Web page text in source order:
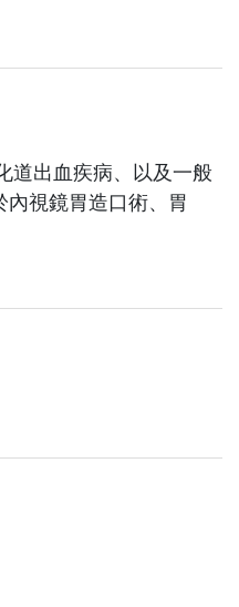
道出血疾病、以及一般
視鏡胃造口術、胃